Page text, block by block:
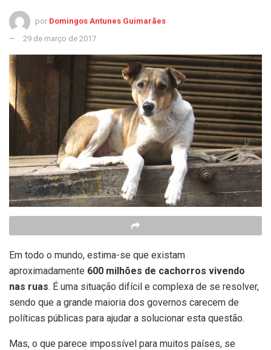
por Domingos Antunes Guimarães
29 de março de 2017
Em todo o mundo, estima-se que existam
aproximadamente 600 milhões de cachorros vivendo
nas ruas. É uma situação difícil e complexa de se resolver,
sendo que a grande maioria dos governos carecem de
políticas públicas para ajudar a solucionar esta questão.
Mas, o que parece impossível para muitos países, se